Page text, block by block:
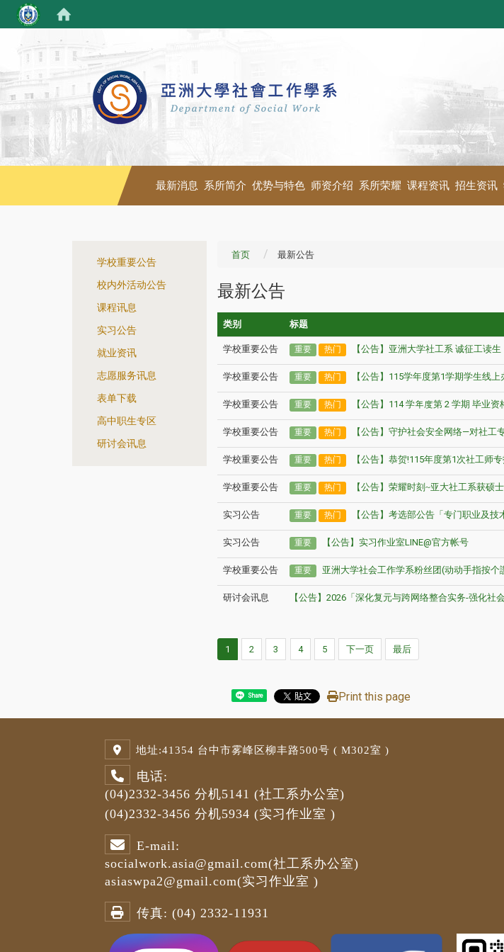
最新消息 系所简介 优势与特色 师资介绍 系所荣耀 课程资讯 招生资讯
学校重要公告
校内外活动公告
课程讯息
实习公告
就业资讯
志愿服务讯息
表单下载
高中职生专区
研讨会讯息
首页 最新公告
最新公告
类别 标题
学校重要公告 重要 热门 【公告】亚洲大学社工系 诚征工读生
学校重要公告 重要 热门 【公告】115学年度第1学期学生线
学校重要公告 重要 热门 【公告】114 学年度第 2 学期 毕业
学校重要公告 重要 热门 【公告】守护社会安全网络—对社工
学校重要公告 重要 热门 【公告】恭贺!115年度第1次社工师
学校重要公告 重要 热门 【公告】荣耀时刻~亚大社工系获硕
实习公告 重要 热门 【公告】考选部公告「专门职业及
实习公告 重要 【公告】实习作业室LINE@官方帐号
学校重要公告 重要 亚洲大学社会工作学系粉丝团(动动手指按个
研讨会讯息 【公告】2026「深化复元与跨网络整合实务-强化社
1 2 3 4 5 下一页 最后
Share Print this page
地址:41354 台中市雾峰区柳丰路500号 ( M302室 )
电话:
(04)2332-3456 分机5141 (社工系办公室)
(04)2332-3456 分机5934 (实习作业室 )
E-mail:
socialwork.asia@gmail.com(社工系办公室)
asiaswpa2@gmail.com(实习作业室 )
传真: (04) 2332-11931